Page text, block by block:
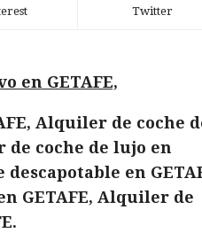
Twitter
en GETAFE,
Alquiler de coche
de coche de lujo en
en
GETAFE, Alquiler de